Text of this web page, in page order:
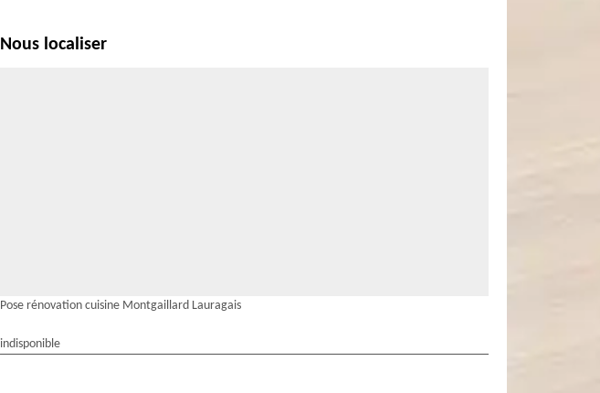
Nous localiser
Pose rénovation cuisine Montgaillard Lauragais
indisponible